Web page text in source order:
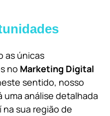
as únicas
no Marketing Digital
sentido, nosso
análise detalhada
na sua região de